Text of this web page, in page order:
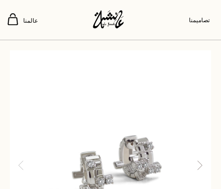
تصاميمنا عالمنا